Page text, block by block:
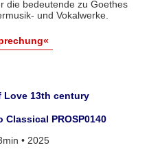
die bedeutende zu Goethes
und Vokalwerke.
Love 13th century
Classical PROSP0140
• 2025